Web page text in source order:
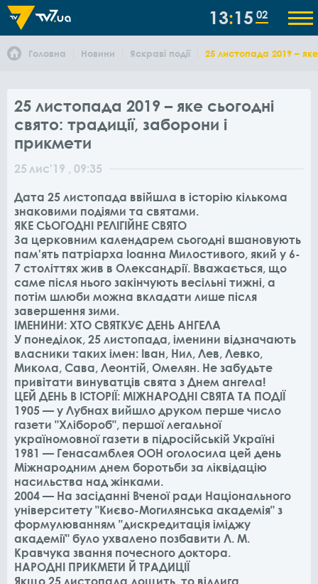
13 15 02
Головна Новини Яскраві події 25 листопада 2019 –
25 листопада 2019 – яке сьогодні
свято: традиції, заборони і
прикмети
25 лис'19 , 09:35
Дата 25 листопада ввійшла в історію кількома
знаковими подіями та святами.
ЯКЕ СЬОГОДНІ РЕЛІГІЙНЕ СВЯТО
За церковним календарем сьогодні вшановують
пам'ять патріарха Іоанна Милостивого, який у 6-
7 століттях жив в Олександрії. Вважається, що
саме після нього закінчують весільні тижні, а
потім шлюби можна вкладати лише після
завершення зими.
ІМЕНИНИ: ХТО СВЯТКУЄ ДЕНЬ АНГЕЛА
У понеділок, 25 листопада, іменини відзначають
власники таких імен: Іван, Нил, Лев, Левко,
Микола, Сава, Леонтій, Омелян. Не забудьте
привітати винуватців свята з Днем ангела!
ЦЕЙ ДЕНЬ В ІСТОРІЇ: МІЖНАРОДНІ СВЯТА ТА ПОДІЇ
1905 — у Лубнах вийшло друком перше число
газети "Хлібороб", першої легальної
україномовної газети в підросійській Україні
1981 — Генасамблея ООН оголосила цей день
Міжнародним днем боротьби за ліквідацію
насильства над жінками.
2004 — На засіданні Вченої ради Національного
університету "Києво-Могилянська академія" з
формулюванням "дискредитація іміджу
академії" було ухвалено позбавити Л. М.
Кравчука звання почесного доктора.
НАРОДНІ ПРИКМЕТИ Й ТРАДИЦІЇ
Якщо 25 листопада дощить, то відлига